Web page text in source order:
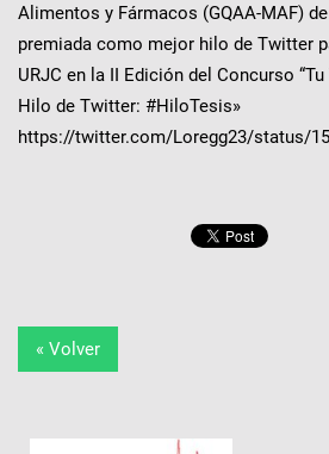
Alimentos y Fármacos (GQAA-MAF)
premiada como mejor hilo de Twitter
URJC en la II Edición del Concurso
Hilo de Twitter: #HiloTesis»
https://twitter.com/Loregg23/status/
« Volver